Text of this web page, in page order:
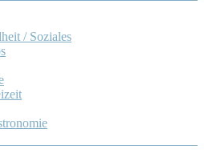
/ Soziales